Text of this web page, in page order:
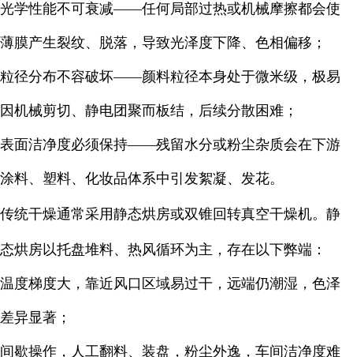
光学性能不可衰减——任何局部过热或机械摩擦都会使
薄膜产生裂纹、脱落，导致光泽度下降、色相偏移；
粒径分布不容破坏——颜料粒径本身处于微米级，极易
因机械剪切、静电团聚而板结，后续分散困难；
表面洁净度必须保持——残留水分或粉尘杂质会在下游
涂料、塑料、化妆品体系中引发絮凝、发花。
传统干燥通常采用静态烘房或双锥回转真空干燥机。静
态烘房以托盘堆料、热风循环为主，存在以下弊端：
温度梯度大，靠近风口区域易过干，远端仍潮湿，色泽
差异显著；
间歇操作，人工翻料、装盘，粉尘外逸，车间洁净度难